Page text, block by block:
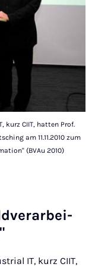
kurz CIIT, hatten Prof.
am 11.11.2010 zum
(BVAu 2010)
IT, kurz CIIT,